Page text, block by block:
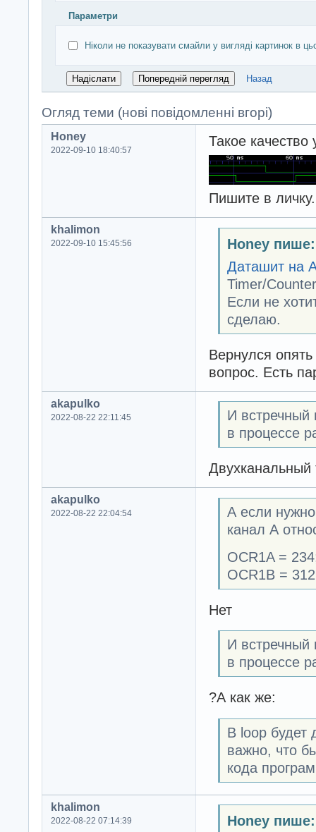
Параметри
Ніколи не показувати смайли у вигляді картинок в
Назад
Огляд теми (нові повідомленні вгорі)
Honey
2022-09-10 18:40:57
Такое качество
Пишите в личку.
khalimon
2022-09-10 15:45:56
Honey пише:
Даташит на
Timer/
Если не
сделаю.
Вернулся
вопрос. Есть
akapulko
2022-08-22 22:11:45
И встречный
в процессе
akapulko
2022-08-22 22:04:54
А если нужно
канал А
OCR1A =
OCR1B =
Нет
И встречный
в процессе
?А как же:
В loop будет
важно, что
кода
khalimon
2022-08-22 07:14:39 Honey пише: